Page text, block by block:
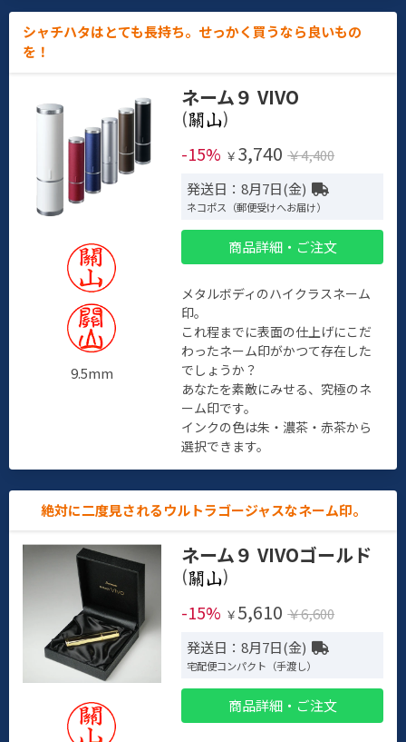
シャチハタはとても長持ち。せっかく買うなら良いもの
を！
9.5mm
ネーム９ VIVO
(
)
-15% ￥ 3,740 ￥4,400
発送日：8月7日(金)
ネコポス（郵便受けへお届け）
商品詳細・ご注文
メタルボディのハイクラスネーム
印。
これ程までに表面の仕上げにこだ
わったネーム印がかつて存在した
でしょうか？
あなたを素敵にみせる、究極のネ
ーム印です。
インクの色は朱・濃茶・赤茶から
選択できます。
絶対に二度見されるウルトラゴージャスなネーム印。
ネーム９ VIVOゴールド
(
)
-15% ￥ 5,610 ￥6,600
発送日：8月7日(金)
宅配便コンパクト（手渡し）
商品詳細・ご注文